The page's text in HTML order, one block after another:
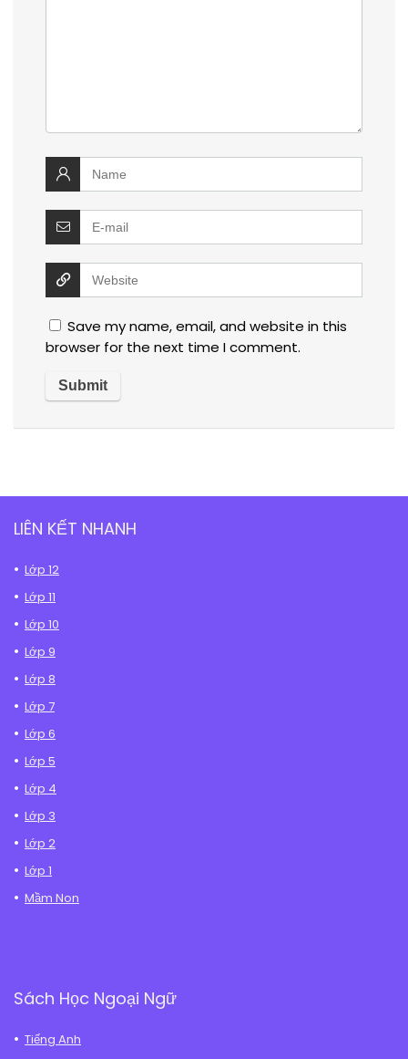
Save my name, email, and website in this
browser for the next time I comment.
LIÊN KẾT NHANH
Lớp 12
Lớp 11
Lớp 10
Lớp 9
Lớp 8
Lớp 7
Lớp 6
Lớp 5
Lớp 4
Lớp 3
Lớp 2
Lớp 1
Mầm Non
Sách Học Ngoại Ngữ
Tiếng Anh